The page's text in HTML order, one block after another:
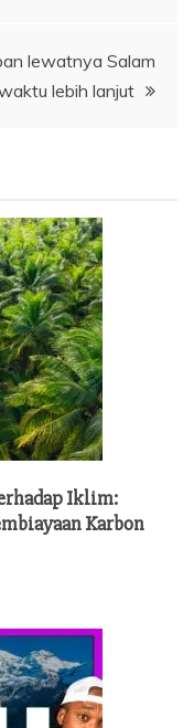
lewatnya Salam
lebih lanjut
Iklim:
Karbon